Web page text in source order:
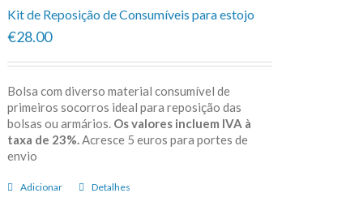
Kit de Reposição de Consumíveis para estojo
€28.00
Bolsa com diverso material consumível de
primeiros socorros ideal para reposição das
bolsas ou armários. Os valores incluem IVA à
taxa de 23%. Acresce 5 euros para portes de
envio
Adicionar Detalhes